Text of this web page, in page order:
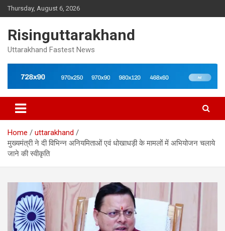
Skip
to
Thursday, August 6, 2026
Risinguttarakhand
Uttarakhand Fastest News
Home
uttarakhand
मुख्यमंत्री ने दी विभिन्न अनियमिताओं एवं धोखाधड़ी के मामलों में अभियोजन चलाये
जाने की स्वीकृति